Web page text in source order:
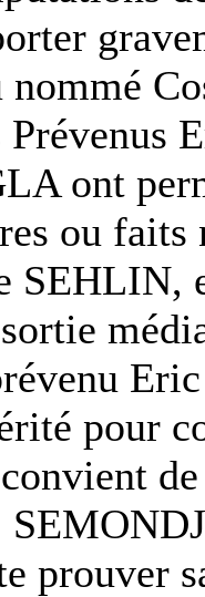
nommé
Prévenus
ont
ou faits
SEHLIN,
pour
prouver